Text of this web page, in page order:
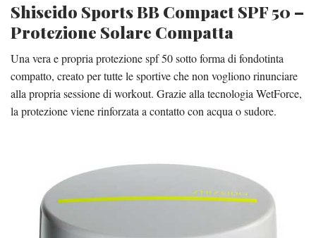
Shiseido Sports BB Compact SPF 50 –
Protezione Solare Compatta
Una vera e propria protezione spf 50 sotto forma di fondotinta
compatto, creato per tutte le sportive che non vogliono rinunciare
alla propria sessione di workout. Grazie alla tecnologia WetForce,
la protezione viene rinforzata a contatto con acqua o sudore.